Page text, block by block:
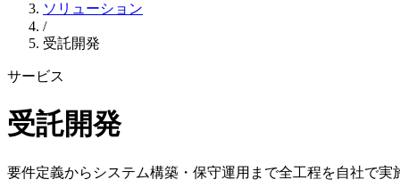
ソリューション
/
受託開発
サービス
受託開発
要件定義からシステム構築・保守運用まで全工程を自社で